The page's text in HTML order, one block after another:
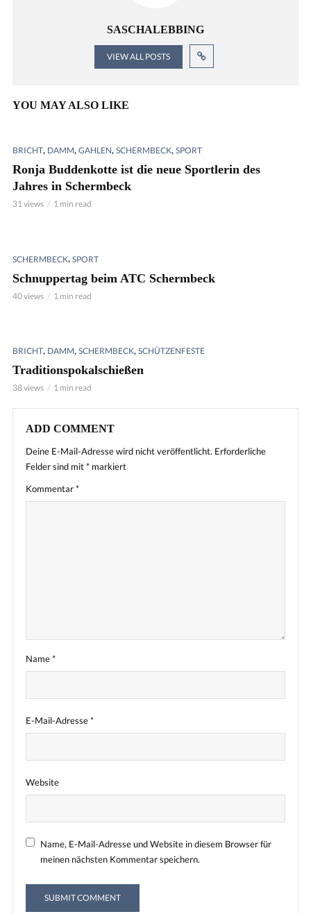
SASCHALEBBING
VIEW ALL POSTS
YOU MAY ALSO LIKE
BRICHT, DAMM, GAHLEN, SCHERMBECK, SPORT
Ronja Buddenkotte ist die neue Sportlerin des
Jahres in Schermbeck
31 views 1 min read
SCHERMBECK, SPORT
Schnuppertag beim ATC Schermbeck
40 views 1 min read
BRICHT, DAMM, SCHERMBECK, SCHÜTZENFESTE
Traditionspokalschießen
38 views 1 min read
ADD COMMENT
Deine E-Mail-Adresse wird nicht veröffentlicht. Erforderliche
Felder sind mit* markiert
Kommentar*
Name*
E-Mail-Adresse*
Website
Name, E-Mail-Adresse und Website in diesem Browser für
meinen nächsten Kommentar speichern.